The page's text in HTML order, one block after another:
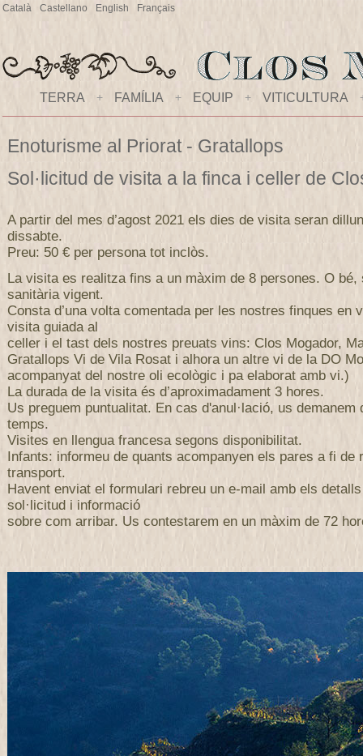
Català Castellano English Français
TERRA + FAMÍLIA + EQUIP + VITICULTURA
Enoturisme al Priorat - Gratallops
Sol·licitud de visita a la finca i celler de
A partir del mes d’agost 2021 els dies de visita seran
dissabte.
Preu: 50 € per persona tot inclòs.
La visita es realitza fins a un màxim de 8 persones. O bé,
sanitària vigent.
Consta d’una volta comentada per les nostres finques en
visita guiada al
celler i el tast dels nostres preuats vins: Clos Mogador,
Gratallops Vi de Vila Rosat i alhora un altre vi de la DO
acompanyat del nostre oli ecològic i pa elaborat amb vi.)
La durada de la visita és d’aproximadament 3 hores.
Us preguem puntualitat. En cas d'anul·lació, us demanem
temps.
Visites en llengua francesa segons disponibilitat.
Infants: informeu de quants acompanyen els pares a fi de
transport.
Havent enviat el formulari rebreu un e-mail amb els
sol·licitud i informació
sobre com arribar. Us contestarem en un màxim de 72